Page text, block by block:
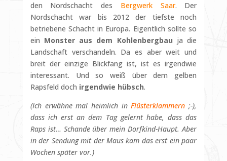
den Nordschacht des Bergwerk Saar. Der
Nordschacht war bis 2012 der tiefste noch
betriebene Schacht in Europa. Eigentlich sollte so
ein Monster aus dem Kohlenbergbau ja die
Landschaft verschandeln. Da es aber weit und
breit der einzige Blickfang ist, ist es irgendwie
interessant. Und so weiß über dem gelben
Rapsfeld doch irgendwie hübsch.
(Ich erwähne mal heimlich inFlüsterklammern ;-),
dass ich erst an dem Tag gelernt habe, dass das
Raps ist… Schande über mein Dorfkind-Haupt. Aber
in der Sendung mit der Maus kam das erst ein paar
Wochen später vor.)